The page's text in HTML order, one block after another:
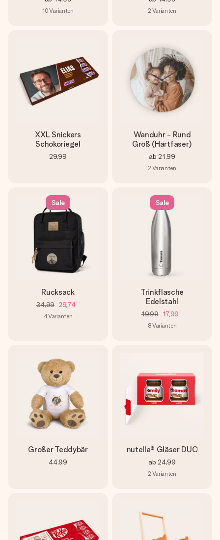
10Varianten 2 Varianten
XXL Snickers
Schokoriegel
29,99
Wanduhr - Rund
Groß (Hartfaser)
ab 21,99
2 Varianten
Sale
Rucksack
34,99 29,74
4Varianten
Sale
Trinkflasche
Edelstahl
19,99 17,99
8Varianten
Großer Teddybär
44,99
nutella® Gläser DUO
ab 24,99
2 Varianten